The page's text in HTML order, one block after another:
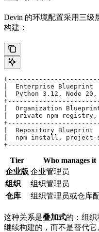
Devin 的环境配置采用三级
构建：
|  Enterprise
|  Python 3.12, Node
|  Organization
|  private npm
|  Repository
|  npm install,
Tier Who manages it
企业版 企业管理员
组织
组织管理员
仓库
组织管理员或仓库
这种关系是叠加式的：组
继续构建的，而不是替代